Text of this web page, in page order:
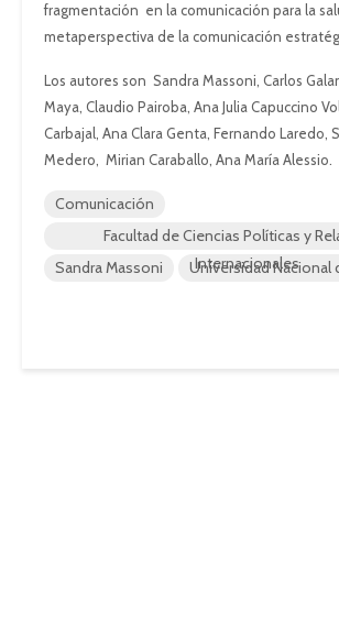
fragmentación en la comunicación para la
metaperspectiva de la comunicación
Los autores son Sandra Massoni, Carlos
Maya, Claudio Pairoba, Ana Julia Capuccino
Carbajal, Ana Clara Genta, Fernando Laredo,
Medero, Mirian Caraballo, Ana María Alessio.
Comunicación
Facultad de Ciencias Políticas y
Internacionales
Sandra Massoni Universidad Nacional